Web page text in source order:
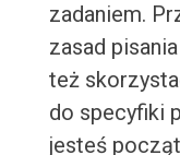
zadaniem.
zasad
też
do specyfiki
jesteś